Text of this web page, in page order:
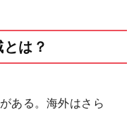
は？
ある。海外はさら